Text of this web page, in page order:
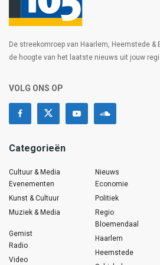
De streekomroep van Haarlem, Heemstede &
de hoogte van het laatste nieuws uit jouw
VOLG ONS OP
Categorieën
Cultuur & Media
Evenementen
Kunst & Cultuur
Muziek & Media
Gemist
Radio
Video
Nieuws
Economie
Politiek
Regio
Bloemendaal
Haarlem
Heemstede